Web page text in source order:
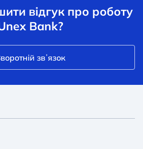
відгук про роботу
Bank?
звʼязок